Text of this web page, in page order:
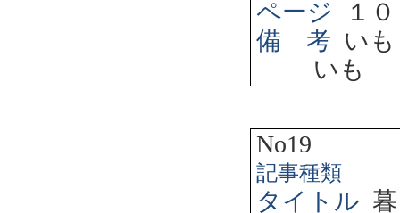
ページ
１
備 考 い
いも
No19
記事種類
タイトル